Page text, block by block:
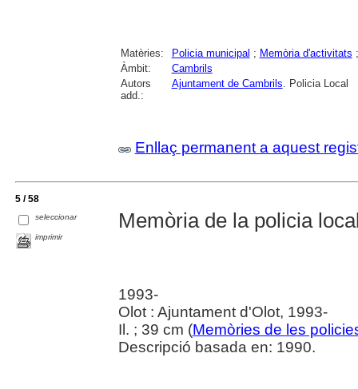
Matèries: Policia municipal ; Memòria d'activitats
Àmbit:
Cambrils
Autors
add.:
Ajuntament de Cambrils. Policia Local
Enllaç permanent a aquest
5 / 58
seleccionar
imprimir
Memòria de la policia
1993-
Olot : Ajuntament d'Olot, 1993-
Il. ; 39 cm (Memòries de les
Descripció basada en: 1990.